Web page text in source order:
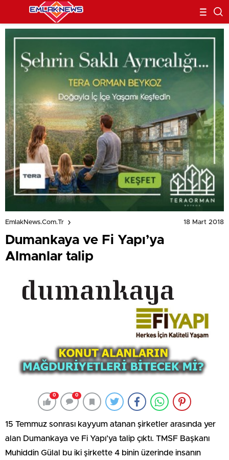
EmlakNews.com.tr 18 Mart 2018
Dumankaya ve Fi Yapı’ya
Almanlar talip
0 0
15 Temmuz sonrası kayyum atanan şirketler arasında yer
alan Dumankaya ve Fi Yapı’ya talip çıktı. TMSF Başkanı
Muhiddin Gülal bu iki şirkette 4 binin üzerinde insanın